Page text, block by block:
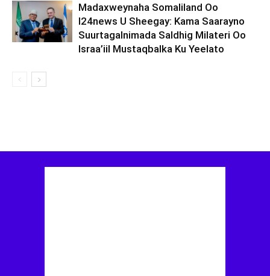
Madaxweynaha Somaliland Oo
I24news U Sheegay: Kama Saarayno
Suurtagalnimada Saldhig Milateri Oo
Israa’iil Mustaqbalka Ku Yeelato